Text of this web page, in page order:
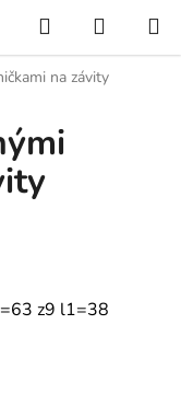
Hľadať
KOŠÍK
na závity
z9 l1=38